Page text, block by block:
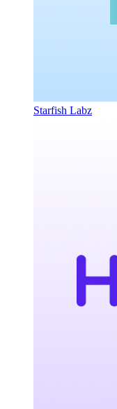
Starfish Labz